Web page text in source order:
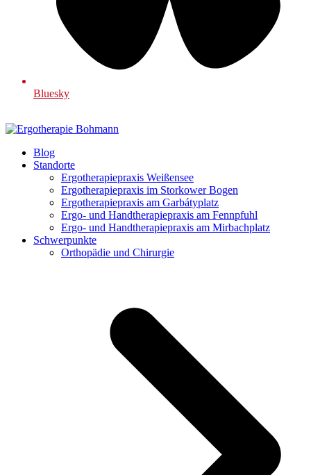
Bluesky
Blog
Standorte
Ergotherapiepraxis Weißensee
Ergotherapiepraxis im Storkower Bogen
Ergotherapiepraxis am Garbátyplatz
Ergo- und Handtherapiepraxis am Fennpfuhl
Ergo- und Handtherapiepraxis am Mirbachplatz
Schwerpunkte
Orthopädie und Chirurgie